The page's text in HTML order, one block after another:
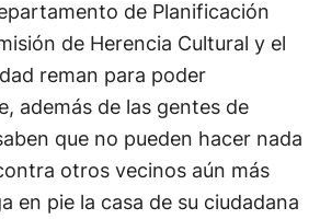
de Planificación
de Herencia Cultural y el
reman para poder
además de las gentes de
que no pueden hacer nada
otros vecinos aún más
en pie la casa de su ciudadana